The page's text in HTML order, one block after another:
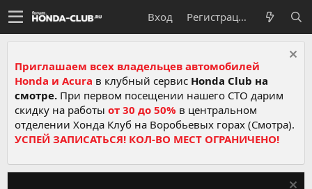
Вход Регистрация
Приглашаем всех владельцев автомобилей
Honda и Acura в клубный сервис Honda Club на
смотре. При первом посещении нашего СТО дарим
скидку на работы от 30 до 50% в центральном
отделении Хонда Клуб на Воробьевых горах (Смотра).
УСПЕЙ ЗАПИСАТЬСЯ! КОЛ-ВО МЕСТ ОГРАНИЧЕНО!